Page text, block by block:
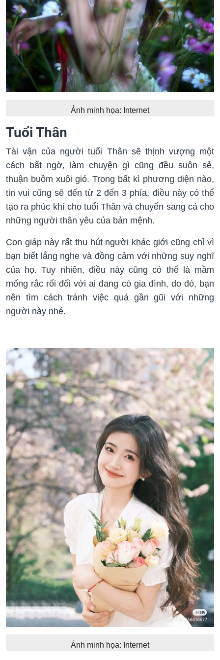
Ảnh minh họa: Internet
Tuổi Thân
Tài vận của người tuổi Thân sẽ thịnh vượng một
cách bất ngờ, làm chuyện gì cũng đều suôn sẻ,
thuận buồm xuôi gió. Trong bất kì phương diện nào,
tin vui cũng sẽ đến từ 2 đến 3 phía, điều này có thể
tạo ra phúc khí cho tuổi Thân và chuyển sang cả cho
những người thân yêu của bản mệnh.
Con giáp này rất thu hút người khác giới cũng chỉ vì
bạn biết lắng nghe và đồng cảm với những suy nghĩ
của họ. Tuy nhiên, điều này cũng có thể là mầm
mống rắc rối đối với ai đang có gia đình, do đó, bạn
nên tìm cách tránh việc quá gần gũi với những
người này nhé.
Ảnh minh họa: Internet